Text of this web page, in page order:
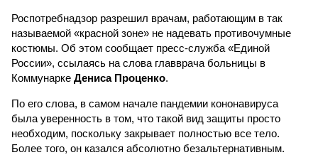
Роспотребнадзор разрешил врачам, работающим в так
называемой «красной зоне» не надевать противочумные
костюмы. Об этом сообщает пресс-служба «Единой
России», ссылаясь на слова главврача больницы в
Коммунарке Дениса Проценко.
По его слова, в самом начале пандемии кононавируса
была уверенность в том, что такой вид защиты просто
необходим, поскольку закрывает полностью все тело.
Более того, он казался абсолютно безальтернативным.